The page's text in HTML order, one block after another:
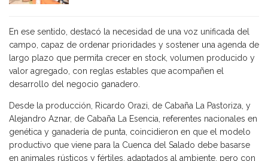
En ese sentido, destacó la necesidad de una voz unificada del
campo, capaz de ordenar prioridades y sostener una agenda de
largo plazo que permita crecer en stock, volumen producido y
valor agregado, con reglas estables que acompañen el
desarrollo del negocio ganadero.
Desde la producción, Ricardo Orazi, de Cabaña La Pastoriza, y
Alejandro Aznar, de Cabaña La Esencia, referentes nacionales en
genética y ganadería de punta, coincidieron en que el modelo
productivo que viene para la Cuenca del Salado debe basarse
en animales rústicos y fértiles, adaptados al ambiente, pero con